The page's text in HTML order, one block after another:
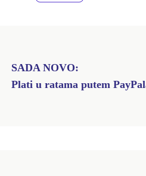
SADA NOVO:
Plati u ratama putem